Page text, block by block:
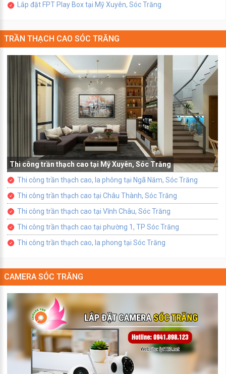
Lắp đặt FPT Play Box tại Mỹ Xuyên, Sóc Trăng
TRẦN THẠCH CAO SÓC TRĂNG
Thi công trần thạch cao tại Mỹ Xuyên, Sóc Trăng
Thi công trần thạch cao, la phông tại Ngã Năm, Sóc Trăng
Thi công trần thạch cao tại Châu Thành, Sóc Trăng
Thi công trần thạch cao tại Vĩnh Châu, Sóc Trăng
Thi công trần thạch cao tại phường 1, TP Sóc Trăng
Thi công trần thạch cao, la phong tại Sóc Trăng
CAMERA SÓC TRĂNG